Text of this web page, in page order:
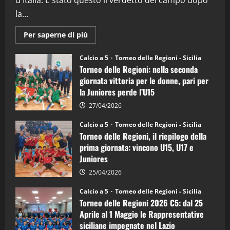
la...
Per saperne di più
informazioni
Torneo
delle
Regioni
di
calcio
a
5:
la
Juniores
è
vicecampione
d’Italia
Calcio a 5 Torneo delle Regioni - Sicilia
Torneo delle Regioni: nella seconda
giornata vittoria per le donne, pari per
la Juniores perde l’U15
27/04/2026
Calcio a 5 Torneo delle Regioni - Sicilia
Torneo delle Regioni, il riepilogo della
prima giornata: vincono U15, U17 e
Juniores
25/04/2026
Calcio a 5 Torneo delle Regioni - Sicilia
Torneo delle Regioni 2026 C5: dal 25
Aprile al 1 Maggio le Rappresentative
siciliane impegnate nel Lazio